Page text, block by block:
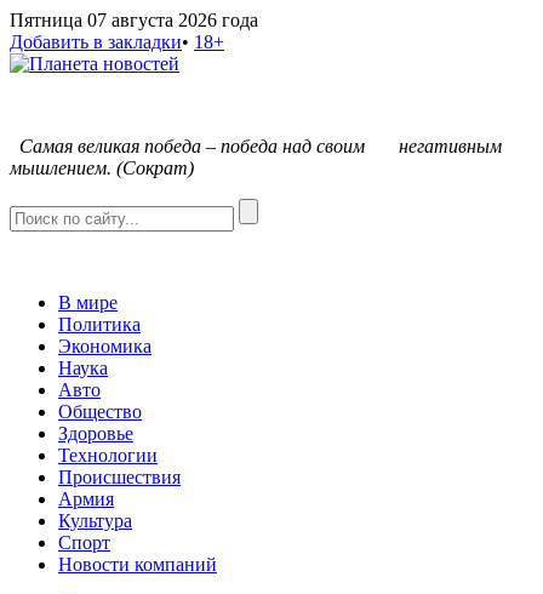
Пятница 07 августа 2026 года
Добавить в закладки• 18+
Самая великая победа – победа над своим негативным
мышлением. (Сократ)
В мире
Политика
Экономика
Наука
Авто
Общество
Здоровье
Технологии
Происшествия
Армия
Культура
Спорт
Новости компаний